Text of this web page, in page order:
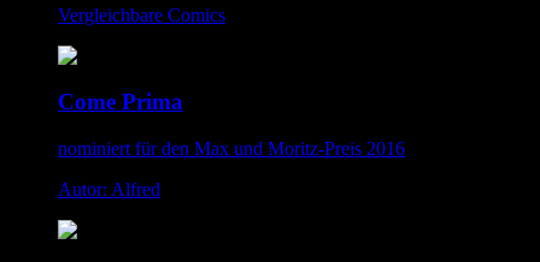
Vergleichbare Comics
Come Prima
nominiert für den Max und Moritz-Preis 2016
Autor: Alfred